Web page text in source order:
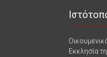
Εκκλησία